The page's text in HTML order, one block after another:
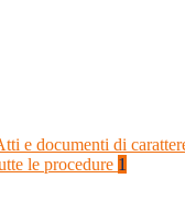
e documenti di
le procedure 1